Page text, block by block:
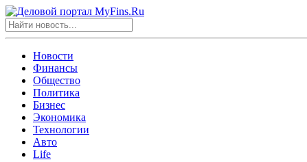
Новости
Финансы
Общество
Политика
Бизнес
Экономика
Технологии
Авто
Life